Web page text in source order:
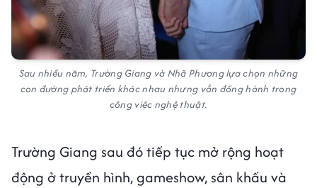
Sau nhiều năm, Trường Giang và Nhã Phương lựa chọn những
con đường phát triển khác nhau nhưng vẫn đồng hành trong
công việc nghệ thuật.
Trường Giang sau đó tiếp tục mở rộng hoạt
động ở truyền hình, gameshow, sân khấu và